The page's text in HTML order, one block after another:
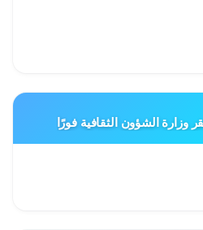
وزارة الشؤون الثقافية فورًا